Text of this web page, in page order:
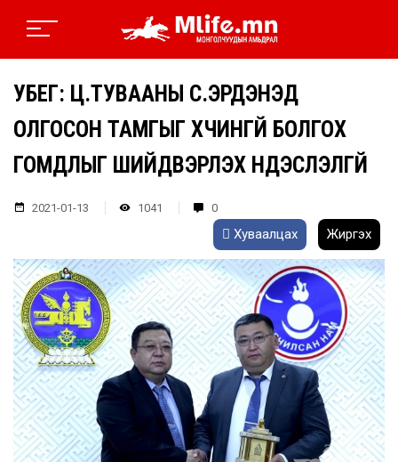
УБЕГ: Ц.ТУВААНЫ С.ЭРДЭНЭД
ОЛГОСОН ТАМГЫГ ХҮЧИНГҮЙ БОЛГОХ
ГОМДЛЫГ ШИЙДВЭРЛЭХ ҮНДЭСЛЭЛГҮЙ
2021-01-13 1041 0
Хуваалцах Жиргэх